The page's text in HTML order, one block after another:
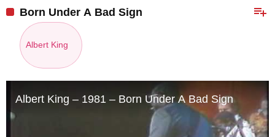
playlist_add
Born Under A Bad Sign
Albert King
Albert King – 1981 – Born Under A Bad Sign